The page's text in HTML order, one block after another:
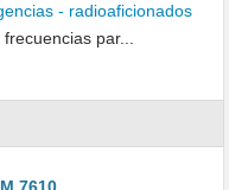
- radioaficionados
par...
7610